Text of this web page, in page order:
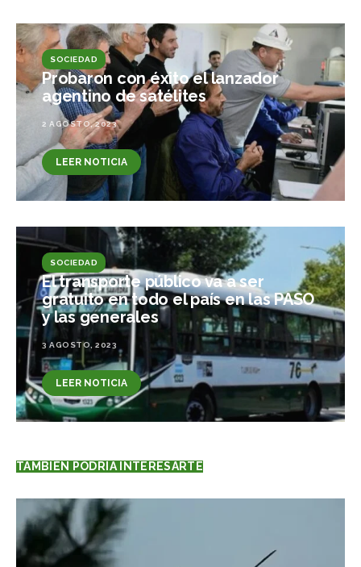
SOCIEDAD
Probaron con éxito el lanzador
agentino de satélites
2 AGOSTO, 2023
LEER NOTICIA
SOCIEDAD
El transporte público va a ser
gratuito en todo el país en las PASO
y las generales
3 AGOSTO, 2023
LEER NOTICIA
TAMBIÉN PODRÍA INTERESARTE